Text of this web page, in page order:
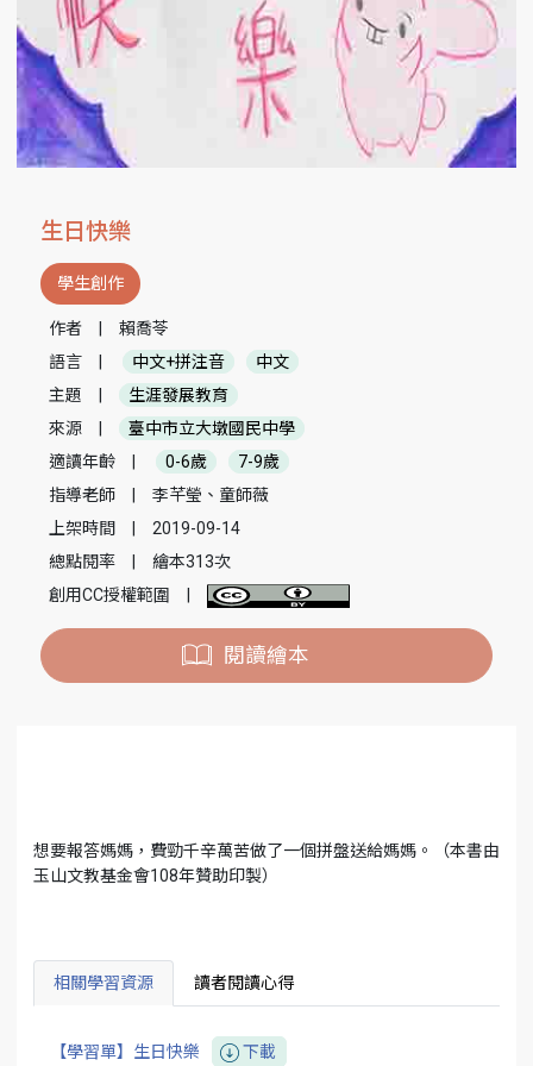
生日快樂
學生創作
作者
賴喬苓
語言
中文+拼注音
中文
主題
生涯發展教育
來源
臺中市立大墩國民中學
適讀年齡
0-6歲
7-9歲
指導老師
李芊瑩、童師薇
上架時間
2019-09-14
總點閱率
繪本313次
創用CC授權範圍
閱讀繪本
想要報答媽媽，費勁千辛萬苦做了一個拼盤送給媽媽。（本書由
玉山文教基金會108年贊助印製）
相關學習資源 讀者閱讀心得
【學習單】生日快樂 下載